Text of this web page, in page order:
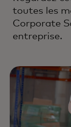
toutes les
Corporate
entreprise.